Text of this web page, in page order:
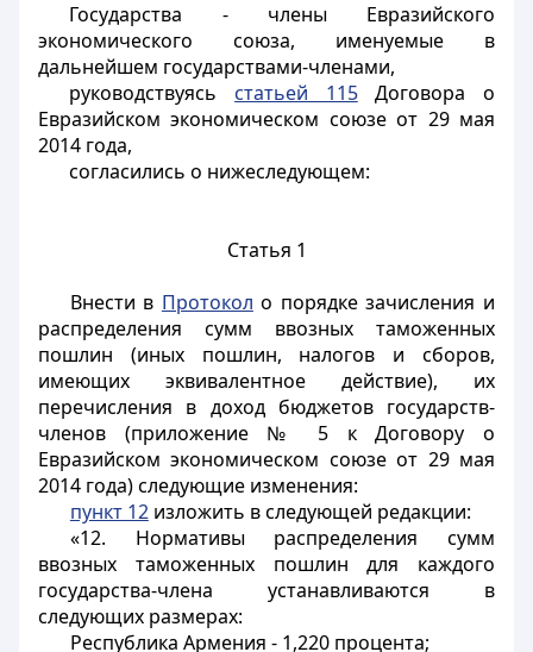
Государства - члены Евразийского
экономического союза, именуемые в
дальнейшем государствами-членами,
руководствуясь статьей 115Договора о
Евразийском экономическом союзе от 29 мая
2014 года,
согласились о нижеследующем:
Статья 1
Внести в Протокол о порядке зачисления и
распределения сумм ввозных таможенных
пошлин (иных пошлин, налогов и сборов,
имеющих эквивалентное действие), их
перечисления в доход бюджетов государств-
членов (приложение № 5 к Договору о
Евразийском экономическом союзе от 29 мая
2014 года) следующие изменения:
пункт 12изложить в следующей редакции:
«12. Нормативы распределения сумм
ввозных таможенных пошлин для каждого
государства-члена устанавливаются в
следующих размерах:
Республика Армения - 1,220 процента;